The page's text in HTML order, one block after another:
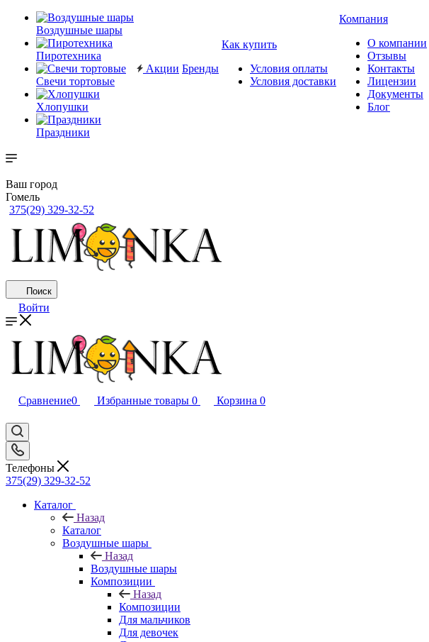
Воздушные шары
Пиротехника
Свечи тортовые
Хлопушки
Праздники
Акции Бренды
Как купить
Условия оплаты
Условия доставки
Компания
О компании
Отзывы
Контакты
Лицензии
Документы
Блог
Ваш город
Гомель
375(29) 329-32-52
Поиск
Войти
Сравнение0 Избранные товары 0 Корзина 0
Телефоны
375(29) 329-32-52
Каталог
Назад
Каталог
Воздушные шары
Назад
Воздушные шары
Композиции
Назад
Композиции
Для мальчиков
Для девочек